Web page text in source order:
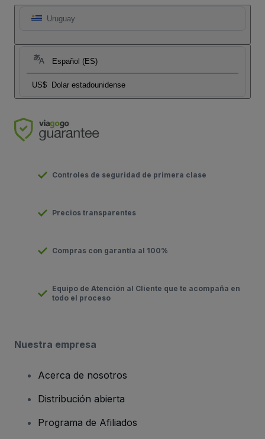
Uruguay
Español (ES)
US$ Dolar estadounidense
Controles de seguridad de primera clase
Precios transparentes
Compras con garantía al 100%
Equipo de Atención al Cliente que te acompaña en
todo el proceso
Nuestra empresa
Acerca de nosotros
Distribución abierta
Programa de Afiliados